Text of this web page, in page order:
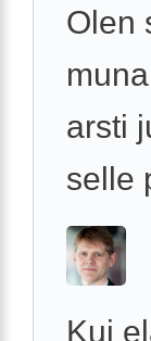
Olen
arsti
selle
Kui